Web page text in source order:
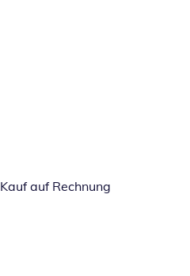
Kauf auf Rechnung